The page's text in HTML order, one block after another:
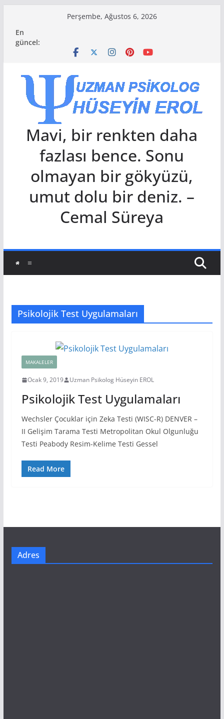
content
Perşembe, Ağustos 6, 2026
En
güncel:
Mavi, bir renkten daha
fazlası bence. Sonu
olmayan bir gökyüzü,
umut dolu bir deniz. –
Cemal Süreya
Psikolojik Test Uygulamaları
MAKALELER
Ocak 9, 2019 Uzman Psikolog Hüseyin EROL
Psikolojik Test Uygulamaları
Wechsler Çocuklar için Zeka Testi (WISC-R) DENVER –
II Gelişim Tarama Testi Metropolitan Okul Olgunluğu
Testi Peabody Resim-Kelime Testi Gessel
Read More
Adres